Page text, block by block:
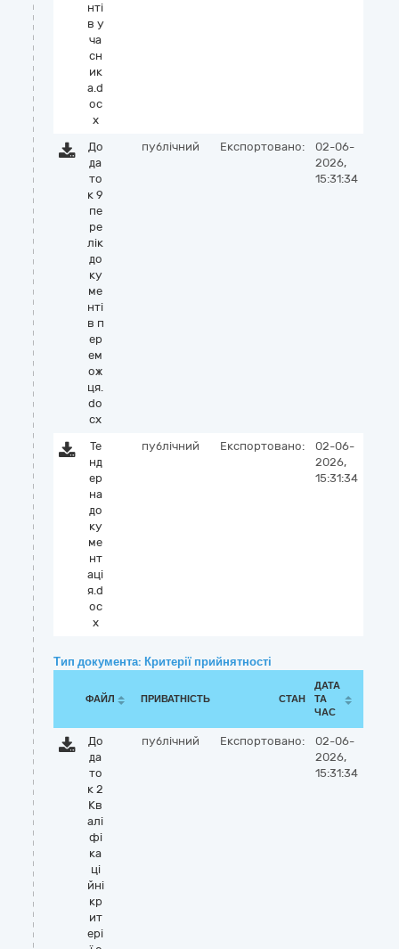
нті
в у
ча
сн
ик
а.d
oc
x
До
да
то
к 9
пе
ре
лік
до
ку
ме
нті
в п
ер
ем
ож
ця.
do
cx
публічний Експортовано:
02-06-
2026,
15:31:34
Те
нд
ер
на
до
ку
ме
нт
аці
я.d
oc
x
публічний Експортовано:
02-06-
2026,
15:31:34
Тип документа: Критерії прийнятності
ФАЙЛ ПРИВАТНІСТЬ СТАН
ДАТА
ТА
ЧАС
До
да
то
к 2
Кв
алі
фі
ка
ці
йні
кр
ит
ері
публічний Експортовано:
02-06-
2026,
15:31:34